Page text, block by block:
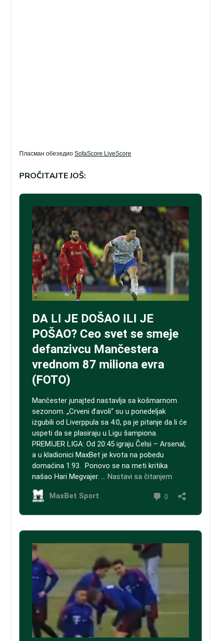
Пласман обезедио SofaScore LiveScore
PROČITAJTE JOŠ: